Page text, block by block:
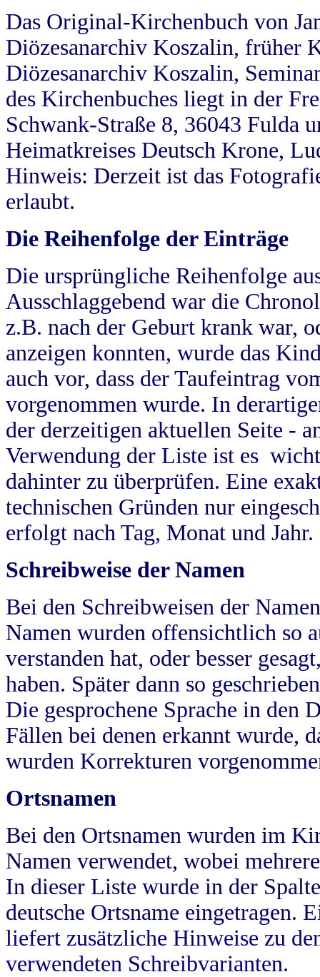
Das Original-Kirchenbuch von
Diözesanarchiv Koszalin, früher
Diözesanarchiv Koszalin,
des Kirchenbuches liegt in der
Schwank-Straße 8, 36043 Fulda
Heimatkreises Deutsch Krone,
Hinweis: Derzeit ist das
erlaubt.
Die Reihenfolge der Einträge
Die ursprüngliche Reihenfolge
Ausschlaggebend war die
z.B. nach der Geburt krank war,
anzeigen konnten, wurde das
auch vor, dass der Taufeintrag
vorgenommen wurde. In
der derzeitigen aktuellen Seite -
Verwendung der Liste ist es
dahinter zu überprüfen. Eine
technischen Gründen nur
erfolgt nach Tag, Monat und Jahr.
Schreibweise der Namen
Bei den Schreibweisen der
Namen wurden offensichtlich so
verstanden hat, oder besser
haben. Später dann so
Die gesprochene Sprache in
Fällen bei denen erkannt wurde,
wurden Korrekturen
Ortsnamen
Bei den Ortsnamen wurden im
Namen verwendet, wobei
In dieser Liste wurde in der
deutsche Ortsname eingetragen.
liefert zusätzliche Hinweise zu
verwendeten Schreibvarianten.